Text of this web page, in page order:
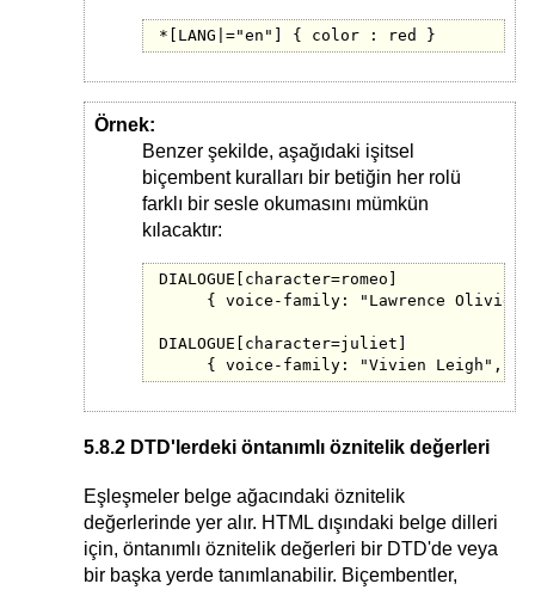
*[LANG|="en"] { color : red }
Örnek:
Benzer şekilde, aşağıdaki işitsel
biçembent kuralları bir betiğin her rolü
farklı bir sesle okumasını mümkün
kılacaktır:
DIALOGUE[character=romeo]
{ voice-family: "Lawrence
DIALOGUE[character=juliet]
{ voice-family: "Vivien Leigh",
5.8.2 DTD'lerdeki öntanımlı öznitelik değerleri
Eşleşmeler belge ağacındaki öznitelik
değerlerinde yer alır. HTML dışındaki belge dilleri
için, öntanımlı öznitelik değerleri bir DTD'de veya
bir başka yerde tanımlanabilir. Biçembentler,